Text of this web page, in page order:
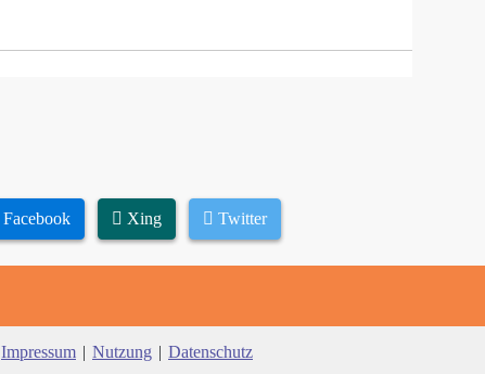
Facebook Xing Twitter
Impressum | Nutzung | Datenschutz